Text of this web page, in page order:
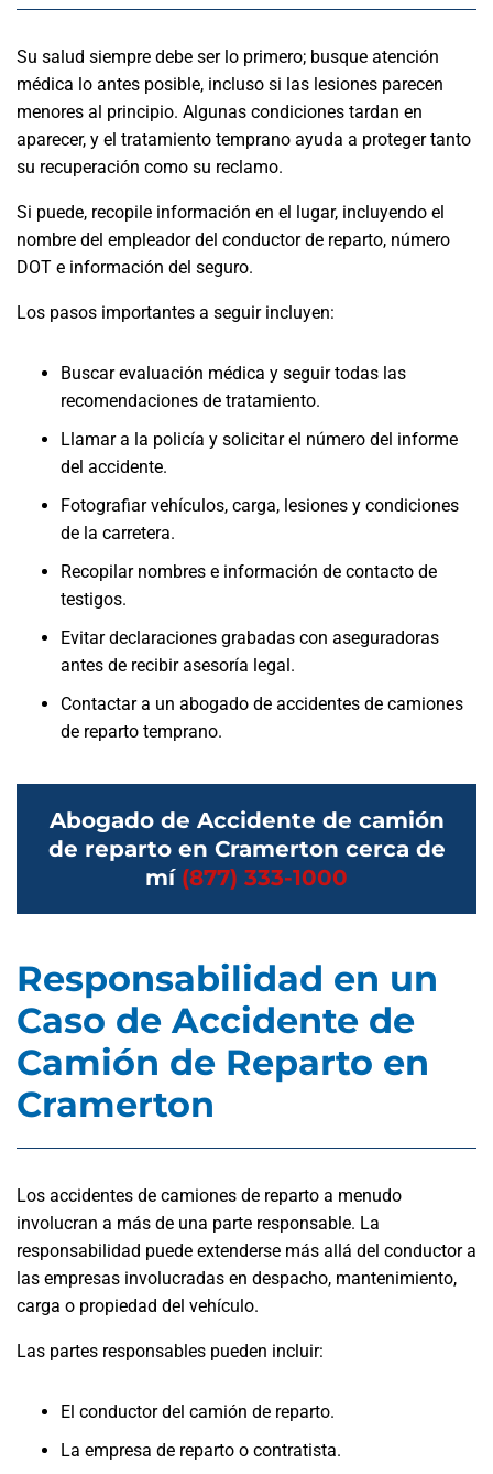
Su salud siempre debe ser lo primero; busque atención
médica lo antes posible, incluso si las lesiones parecen
menores al principio. Algunas condiciones tardan en
aparecer, y el tratamiento temprano ayuda a proteger tanto
su recuperación como su reclamo.
Si puede, recopile información en el lugar, incluyendo el
nombre del empleador del conductor de reparto, número
DOT e información del seguro.
Los pasos importantes a seguir incluyen:
Buscar evaluación médica y seguir todas las
recomendaciones de tratamiento.
Llamar a la policía y solicitar el número del informe
del accidente.
Fotografiar vehículos, carga, lesiones y condiciones
de la carretera.
Recopilar nombres e información de contacto de
testigos.
Evitar declaraciones grabadas con aseguradoras
antes de recibir asesoría legal.
Contactar a un abogado de accidentes de camiones
de reparto temprano.
Abogado de Accidente de camión
de reparto en Cramerton cerca de
mí (877) 333-1000
Responsabilidad en un
Caso de Accidente de
Camión de Reparto en
Cramerton
Los accidentes de camiones de reparto a menudo
involucran a más de una parte responsable. La
responsabilidad puede extenderse más allá del conductor a
las empresas involucradas en despacho, mantenimiento,
carga o propiedad del vehículo.
Las partes responsables pueden incluir:
El conductor del camión de reparto.
La empresa de reparto o contratista.